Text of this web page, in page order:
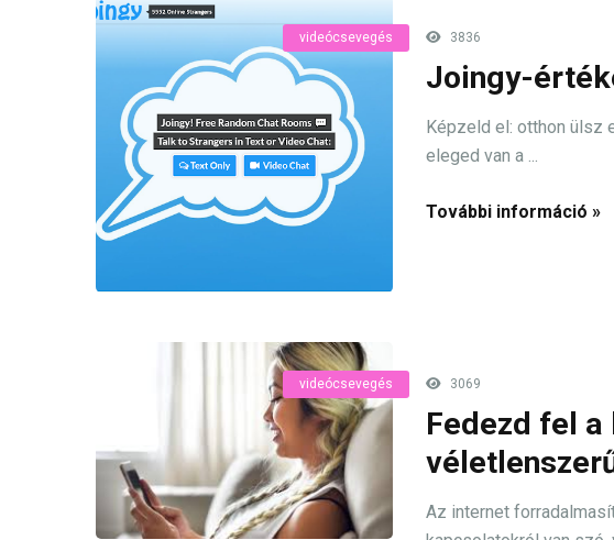
videócsevegés 3836
Joingy-
Képzeld el: otthon ülsz
eleged van a ...
További információ »
videócsevegés 3069
Fedezd fel
Az internet